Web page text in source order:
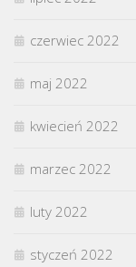
czerwiec 2022
maj 2022
kwiecień 2022
marzec 2022
luty 2022
styczeń 2022